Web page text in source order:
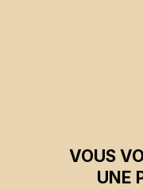
VOUS
UNE